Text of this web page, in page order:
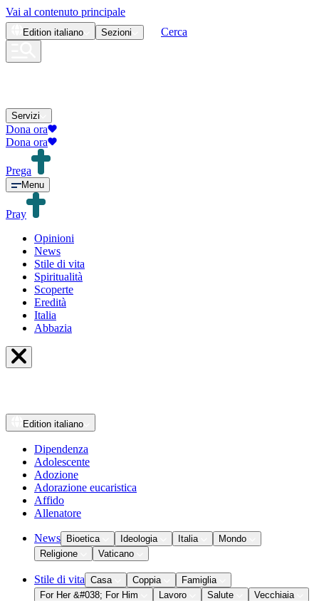
Vai al contenuto principale
Edition italiano Sezioni Cerca
Servizi
Dona ora
Dona ora
Prega
Menu
Pray
Opinioni
News
Stile di vita
Spiritualità
Scoperte
Eredità
Italia
Abbazia
Edition italiano
Dipendenza
Adolescente
Adozione
Adorazione eucaristica
Affido
Allenatore
News Bioetica Ideologia Italia
Mondo
Religione
Vaticano
Stile di vita Casa Coppia
Famiglia
For Her &#038; For Him
Lavoro Salute
Vecchiaia